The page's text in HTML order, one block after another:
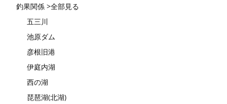
釣果関係 >全部見る
五三川
池原ダム
彦根旧港
伊庭内湖
西の湖
琵琶湖(北湖)